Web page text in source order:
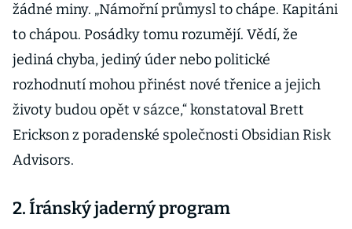
žádné miny. „Námořní průmysl to chápe. Kapitáni
to chápou. Posádky tomu rozumějí. Vědí, že
jediná chyba, jediný úder nebo politické
rozhodnutí mohou přinést nové třenice a jejich
životy budou opět v sázce,“ konstatoval Brett
Erickson z poradenské společnosti Obsidian Risk
Advisors.
2. Íránský jaderný program